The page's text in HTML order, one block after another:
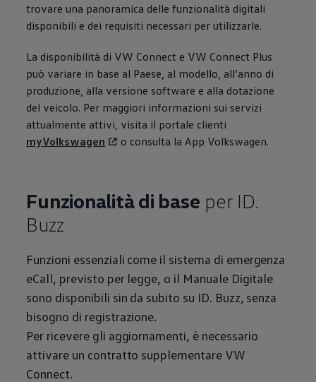
trovare una panoramica delle funzionalità digitali
disponibili e dei requisiti necessari per utilizzarle.
La disponibilità di VW Connect e VW Connect Plus
può variare in base al Paese, al modello, all’anno di
produzione, alla versione software e alla dotazione
del veicolo. Per maggiori informazioni sui servizi
attualmente attivi, visita il portale clienti
myVolkswagen
o consulta la App Volkswagen.
Funzionalità di base per ID.
Buzz
Funzioni essenziali come il sistema di emergenza
eCall, previsto per legge, o il Manuale Digitale
sono disponibili sin da subito su ID. Buzz, senza
bisogno di registrazione.
Per ricevere gli aggiornamenti, è necessario
attivare un contratto supplementare VW
Connect.